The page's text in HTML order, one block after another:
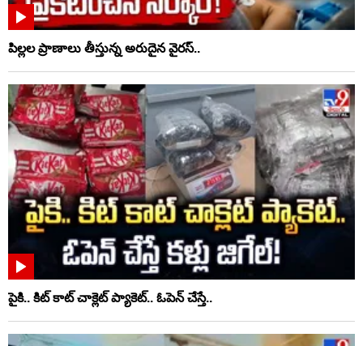
పిల్లల ప్రాణాలు తీస్తున్న అరుదైన వైరస్..
పైకి.. కిట్‌ కాట్‌ చాక్లెట్ ప్యాకెట్‌.. ఓపెన్‌ చేస్తే..